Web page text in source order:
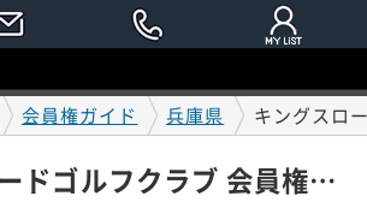
会員権ガイド 兵庫県 キングスロ
キングスロードゴルフクラブ 会員権ガイド